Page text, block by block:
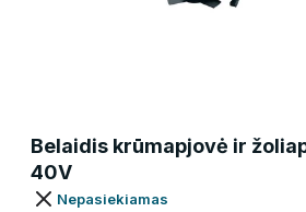
Belaidis krūmapjovė ir
40V
Nepasiekiamas